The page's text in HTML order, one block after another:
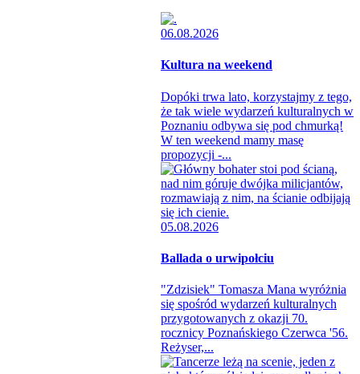
06.08.2026
Kultura na weekend
Dopóki trwa lato, korzystajmy z tego,
że tak wiele wydarzeń kulturalnych w
Poznaniu odbywa się pod chmurką!
W ten weekend mamy masę
propozycji -...
05.08.2026
Ballada o urwipołciu
"Zdzisiek" Tomasza Mana wyróżnia
się spośród wydarzeń kulturalnych
przygotowanych z okazji 70.
rocznicy Poznańskiego Czerwca '56.
Reżyser,...